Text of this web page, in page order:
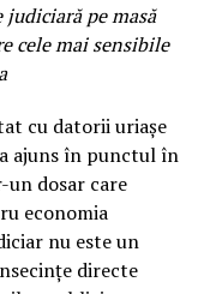
pe masă
cele mai sensibile
cu datorii uriașe
ajuns în punctul în
dosar care
economia
nu este un
directe